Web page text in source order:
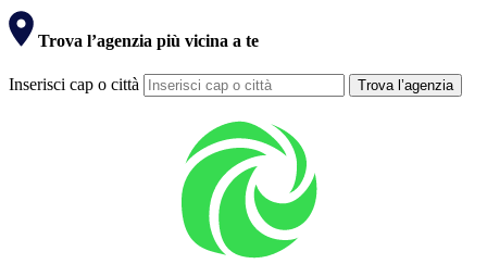
Trova l’agenzia più vicina a te
Inserisci cap o città Trova l’agenzia